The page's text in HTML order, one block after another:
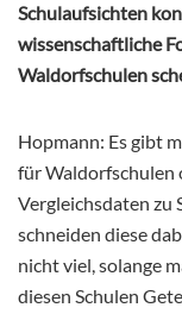
Schulaufsichten
wissenschaftliche
Waldorfschulen
Hopmann: Es gibt
für Waldorfschulen
Vergleichsdaten zu
schneiden diese
nicht viel, solange
diesen Schulen